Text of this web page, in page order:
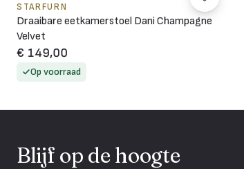
STARFURN
Draaibare eetkamerstoel Dani Champagne
Velvet
€ 149,00
Op voorraad
Blijf op de hoogte